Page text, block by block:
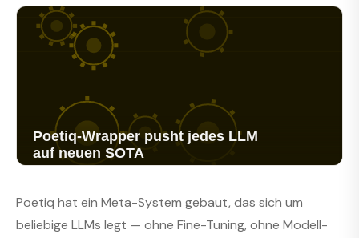
Poetiq hat ein Meta-System gebaut, das sich um
beliebige LLMs legt — ohne Fine-Tuning, ohne Modell-